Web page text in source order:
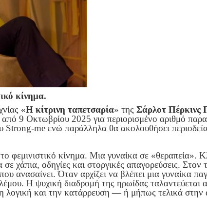
κίνημα.
«Η κίτρινη ταπετσαρία» της Σάρλοτ Πέρκινς
από 9 Οκτωβρίου 2025 για περιορισμένο αριθμό
me ενώ παράλληλα θα ακολουθήσει
φεμινιστικό κίνημα. Μια γυναίκα σε «θεραπεία».
χάπια, οδηγίες και στοργικές απαγορεύσεις. Στον
ανασαίνει. Όταν αρχίζει να βλέπει μια γυναίκα
Η ψυχική διαδρομή της ηρωίδας ταλαντεύεται
λογική και την κατάρρευση — ή μήπως τελικά στην